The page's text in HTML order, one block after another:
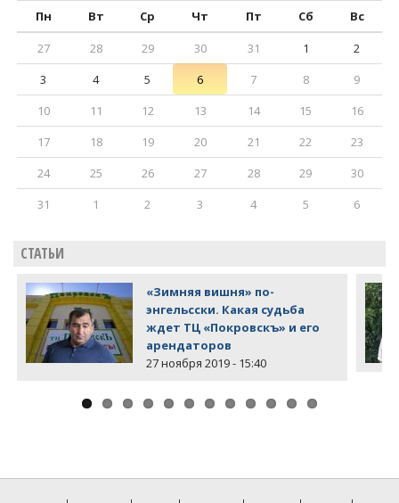
Пн
Вт Ср Чт Пт Сб
Вс
27
28 29 30 31 1
2
3
4 5 6 7 8
9
10
11 12 13 14 15
16
17
18 19 20 21 22
23
24
25 26 27 28 29
30
31
1 2 3 4 5 6
СТАТЬИ
«Зимняя вишня» по-
энгельсски. Какая судьба
ждет ТЦ «Покровскъ» и его
арендаторов
27 ноября 2019 - 15:40